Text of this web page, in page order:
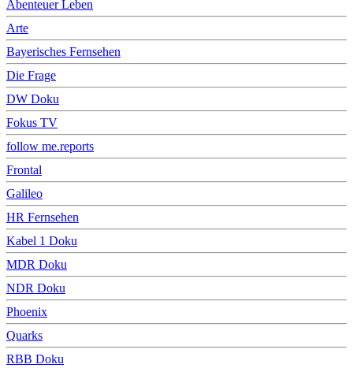
Abenteuer Leben
Arte
Bayerisches Fernsehen
Die Frage
DW Doku
Fokus TV
follow me.reports
Frontal
Galileo
HR Fernsehen
Kabel 1 Doku
MDR Doku
NDR Doku
Phoenix
Quarks
RBB Doku